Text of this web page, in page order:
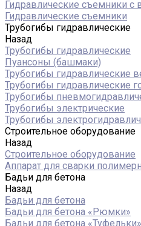
Гидравлические cъемники
Гидравлические съемники
Трубогибы гидравлические
Назад
Трубогибы гидравлические
Пуансоны (башмаки)
Трубогибы гидравлические
Трубогибы гидравлические
Трубогибы
Трубогибы электрические
Трубогибы
Строительное оборудование
Назад
Строительное оборудование
Аппарат для сварки
Бадьи для бетона
Назад
Бадьи для бетона
Бадьи для бетона «Рюмки»
Бадьи для бетона «Туфельки»